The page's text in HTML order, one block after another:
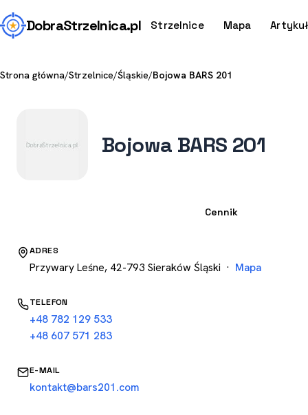
DobraStrzelnica.pl Strzelnice Mapa
Strona główna/Strzelnice/Śląskie/Bojowa BARS 201
Bojowa BARS 201
Cennik
ADRES
Przywary Leśne, 42-793 Sieraków Śląski · Mapa
TELEFON
+48 782 129 533
+48 607 571 283
E-MAIL
kontakt@bars201.com